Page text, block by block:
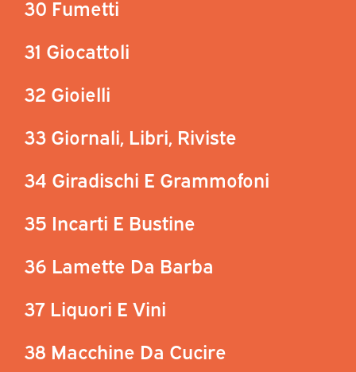
30 Fumetti
31 Giocattoli
32 Gioielli
33 Giornali, Libri, Riviste
34 Giradischi E Grammofoni
35 Incarti E Bustine
36 Lamette Da Barba
37 Liquori E Vini
38 Macchine Da Cucire